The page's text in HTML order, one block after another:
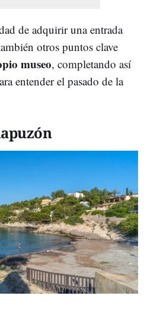
de adquirir una entrada
otros puntos clave
museo, completando así
entender el pasado de la